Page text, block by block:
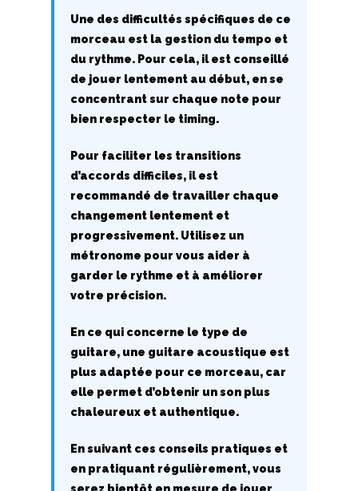
Une des difficultés spécifiques de ce
morceau est la gestion du tempo et
du rythme. Pour cela, il est conseillé
de jouer lentement au début, en se
concentrant sur chaque note pour
bien respecter le timing.
Pour faciliter les transitions
d’accords difficiles, il est
recommandé de travailler chaque
changement lentement et
progressivement. Utilisez un
métronome pour vous aider à
garder le rythme et à améliorer
votre précision.
En ce qui concerne le type de
guitare, une guitare acoustique est
plus adaptée pour ce morceau, car
elle permet d’obtenir un son plus
chaleureux et authentique.
En suivant ces conseils pratiques et
en pratiquant régulièrement, vous
T
U
V
X
Y
Z
Top 100
Accords de guitare